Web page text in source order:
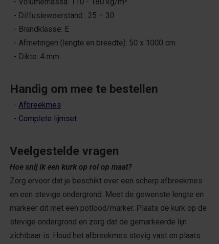
- Diffusieweerstand : 25 – 30
- Brandklasse: E
- Afmetingen (lengte en breedte): 50 x 1000 cm
- Dikte: 4 mm
Handig om mee te bestellen
- Afbreekmes
- Complete lijmset
Veelgestelde vragen
Hoe snij ik een kurk op rol op maat?
Zorg ervoor dat je beschikt over een scherp afbreekmes
en een stevige ondergrond. Meet de gewenste lengte en
markeer dit met een potlood/marker. Plaats de kurk op de
stevige ondergrond en zorg dat de gemarkeerde lijn
zichtbaar is. Houd het afbreekmes stevig vast en plaats